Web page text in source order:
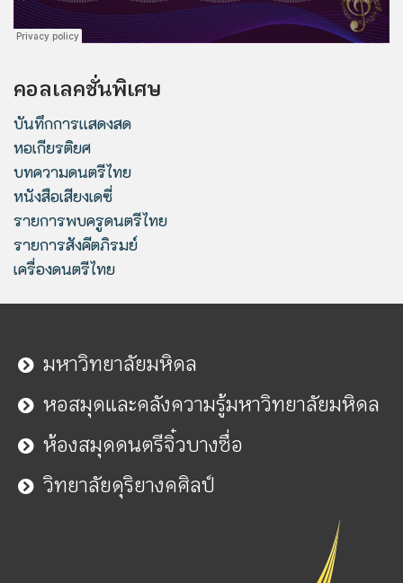
คอลเลคชั่นพิเศษ
บันทึกการแสดงสด
หอเกียรติยศ
บทความดนตรีไทย
หนังสือเสียงเดซี่
รายการพบครูดนตรีไทย
รายการสังคีตภิรมย์
เครื่องดนตรีไทย
มหาวิทยาลัยมหิดล
หอสมุดและคลังความรู้มหาวิทยาลัยมหิดล
ห้องสมุดดนตรีจิ๋วบางซื่อ
วิทยาลัยดุริยางคศิลป์